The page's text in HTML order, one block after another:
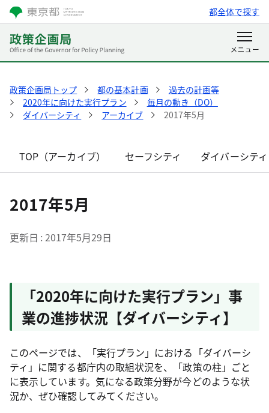
都全体で探す
政策企画局トップ 都の基本計画
過去の計画等
2020年に向けた実行プラン
毎月の動き（DO）
ダイバーシティ
アーカイブ 2017年5月
TOP（アーカイブ） セーフシティ ダイバーシティ
2017年5月
更新日 2017年5月29日
「2020年に向けた実行プラン」事
業の進捗状況【ダイバーシティ】
このページでは、「実行プラン」における「ダイバーシ
ティ」に関する都庁内の取組状況を、「政策の柱」ごと
に表示しています。気になる政策分野が今どのような状
況か、ぜひ確認してみてください。